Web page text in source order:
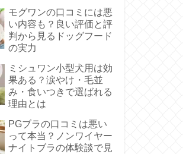
モグワンの口コミには悪
い内容も？良い評価と評
判から見るドッグフード
の実力
ミシュワン小型犬用は効
果ある？涙やけ・毛並
み・食いつきで選ばれる
理由とは
PGブラの口コミは悪い
って本当？ノンワイヤー
ナイトブラの体験談で見